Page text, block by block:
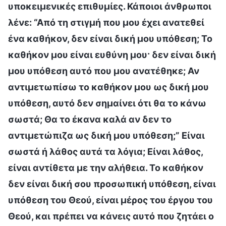
υποκειμενικές επιθυμίες. Κάποιοι άνθρωποι
λένε: “Από τη στιγμή που μου έχει ανατεθεί
ένα καθήκον, δεν είναι δική μου υπόθεση; Το
καθήκον μου είναι ευθύνη μου· δεν είναι δική
μου υπόθεση αυτό που μου ανατέθηκε; Αν
αντιμετωπίσω το καθήκον μου ως δική μου
υπόθεση, αυτό δεν σημαίνει ότι θα το κάνω
σωστά; Θα το έκανα καλά αν δεν το
αντιμετώπιζα ως δική μου υπόθεση;” Είναι
σωστά ή λάθος αυτά τα λόγια; Είναι λάθος,
είναι αντίθετα με την αλήθεια. Το καθήκον
δεν είναι δική σου προσωπική υπόθεση, είναι
υπόθεση του Θεού, είναι μέρος του έργου του
Θεού, και πρέπει να κάνεις αυτό που ζητάει ο